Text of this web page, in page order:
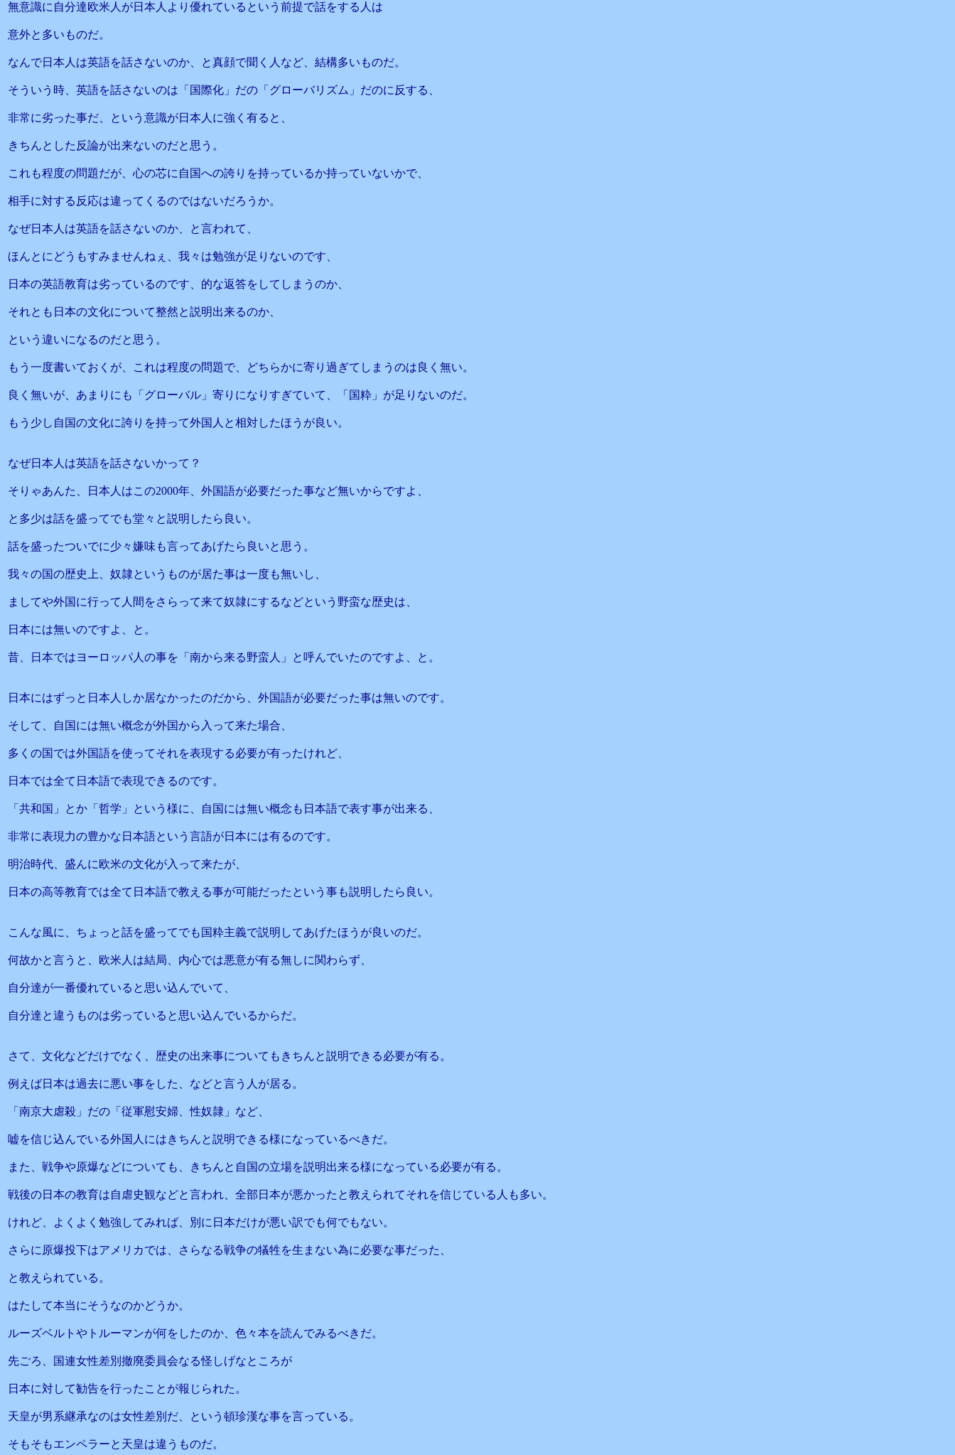
無意識に自分達欧米人が日本人より優れているという前提で話をする人は
意外と多いものだ。
なんで日本人は英語を話さないのか、と真顔で聞く人など、結構多いものだ。
そういう時、英語を話さないのは「国際化」だの「グローバリズム」だのに反する、
非常に劣った事だ、という意識が日本人に強く有ると、
きちんとした反論が出来ないのだと思う。
これも程度の問題だが、心の芯に自国への誇りを持っているか持っていないかで、
相手に対する反応は違ってくるのではないだろうか。
なぜ日本人は英語を話さないのか、と言われて、
ほんとにどうもすみませんねぇ、我々は勉強が足りないのです、
日本の英語教育は劣っているのです、的な返答をしてしまうのか、
それとも日本の文化について整然と説明出来るのか、
という違いになるのだと思う。
もう一度書いておくが、これは程度の問題で、どちらかに寄り過ぎてしまうのは良く無い。
良く無いが、あまりにも「グローバル」寄りになりすぎていて、「国粋」が足りないのだ。
もう少し自国の文化に誇りを持って外国人と相対したほうが良い。
なぜ日本人は英語を話さないかって？
そりゃあんた、日本人はこの2000年、外国語が必要だった事など無いからですよ、
と多少は話を盛ってでも堂々と説明したら良い。
話を盛ったついでに少々嫌味も言ってあげたら良いと思う。
我々の国の歴史上、奴隷というものが居た事は一度も無いし、
ましてや外国に行って人間をさらって来て奴隷にするなどという野蛮な歴史は、
日本には無いのですよ、と。
昔、日本ではヨーロッパ人の事を「南から来る野蛮人」と呼んでいたのですよ、と。
日本にはずっと日本人しか居なかったのだから、外国語が必要だった事は無いのです。
そして、自国には無い概念が外国から入って来た場合、
多くの国では外国語を使ってそれを表現する必要が有ったけれど、
日本では全て日本語で表現できるのです。
「共和国」とか「哲学」という様に、自国には無い概念も日本語で表す事が出来る、
非常に表現力の豊かな日本語という言語が日本には有るのです。
明治時代、盛んに欧米の文化が入って来たが、
日本の高等教育では全て日本語で教える事が可能だったという事も説明したら良い。
こんな風に、ちょっと話を盛ってでも国粋主義で説明してあげたほうが良いのだ。
何故かと言うと、欧米人は結局、内心では悪意が有る無しに関わらず、
自分達が一番優れていると思い込んでいて、
自分達と違うものは劣っていると思い込んでいるからだ。
さて、文化などだけでなく、歴史の出来事についてもきちんと説明できる必要が有る。
例えば日本は過去に悪い事をした、などと言う人が居る。
「南京大虐殺」だの「従軍慰安婦、性奴隷」など、
嘘を信じ込んでいる外国人にはきちんと説明できる様になっているべきだ。
また、戦争や原爆などについても、きちんと自国の立場を説明出来る様になっている必要が有る。
戦後の日本の教育は自虐史観などと言われ、全部日本が悪かったと教えられてそれを信じている人も多い。
けれど、よくよく勉強してみれば、別に日本だけが悪い訳でも何でもない。
さらに原爆投下はアメリカでは、さらなる戦争の犠牲を生まない為に必要な事だった、
と教えられている。
はたして本当にそうなのかどうか。
ルーズベルトやトルーマンが何をしたのか、色々本を読んでみるべきだ。
先ごろ、国連女性差別撤廃委員会なる怪しげなところが
日本に対して勧告を行ったことが報じられた。
天皇が男系継承なのは女性差別だ、という頓珍漢な事を言っている。
そもそもエンペラーと天皇は違うものだ。